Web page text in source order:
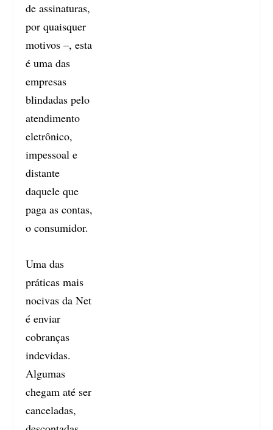
de assinaturas,
por quaisquer
motivos –, esta
é uma das
empresas
blindadas pelo
atendimento
eletrônico,
impessoal e
distante
daquele que
paga as contas,
o consumidor.
Uma das
práticas mais
nocivas da Net
é enviar
cobranças
indevidas.
Algumas
chegam até ser
canceladas,